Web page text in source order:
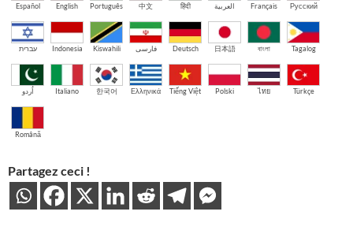
Español English Português 中文 हिंदी العربية Français Русский
עברית Indonesia Kiswahili فارسی Deutsch 日本語 বাংলা Tagalog
اُردو Italiano 한국어 Ελληνικά Tiếng Việt Polski ไทย Türkçe
Română
Partagez ceci !